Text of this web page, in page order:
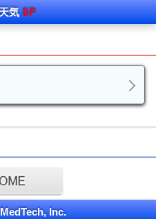
気 SP
Inc.